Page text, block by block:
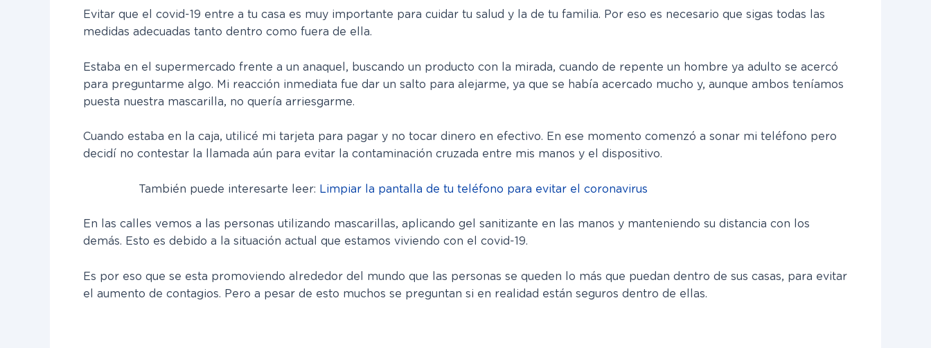
Evitar que el covid-19 entre a tu casa es muy importante para cuidar tu salud y la de tu familia. Por eso es necesario que sigas todas las
medidas adecuadas tanto dentro como fuera de ella.
Estaba en el supermercado frente a un anaquel, buscando un producto con la mirada, cuando de repente un hombre ya adulto se acercó
para preguntarme algo. Mi reacción inmediata fue dar un salto para alejarme, ya que se había acercado mucho y, aunque ambos teníamos
puesta nuestra mascarilla, no quería arriesgarme.
Cuando estaba en la caja, utilicé mi tarjeta para pagar y no tocar dinero en efectivo. En ese momento comenzó a sonar mi teléfono pero
decidí no contestar la llamada aún para evitar la contaminación cruzada entre mis manos y el dispositivo.
También puede interesarte leer: Limpiar la pantalla de tu teléfono para evitar el coronavirus
En las calles vemos a las personas utilizando mascarillas, aplicando gel sanitizante en las manos y manteniendo su distancia con los
demás. Esto es debido a la situación actual que estamos viviendo con el covid-19.
Es por eso que se esta promoviendo alrededor del mundo que las personas se queden lo más que puedan dentro de sus casas, para evitar
el aumento de contagios. Pero a pesar de esto muchos se preguntan si en realidad están seguros dentro de ellas.